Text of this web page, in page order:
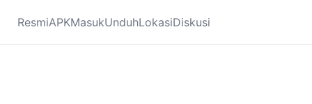
ResmiAPKMasukUnduhLokasiDiskusi